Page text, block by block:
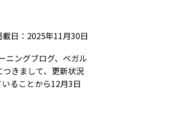
載日：2025年11月30日
ニングブログ、ベガル
きまして、更新状況
ることから12⽉3⽇